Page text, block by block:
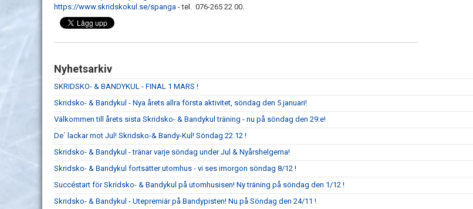
https://www.skridskokul.se/spanga - tel. 076-265 22 00.
Nyhetsarkiv
SKRIDSKO- & BANDYKUL - FINAL 1 MARS !
Skridsko- & Bandykul - Nya årets allra första aktivitet, söndag den 5 januari!
Välkommen till årets sista Skridsko- & Bandykul träning - nu på söndag den 29:e!
De´ lackar mot Jul! Skridsko-& Bandy-Kul! Söndag 22.12 !
Skridsko- & Bandykul - tränar varje söndag under Jul & Nyårshelgerna!
Skridsko- & Bandykul fortsätter utomhus - vi ses imorgon söndag 8/12 !
Succéstart för Skridsko- & Bandykul på utomhusisen! Ny träning på söndag den 1/12 !
Skridsko- & Bandykul - Utepremiär på Bandypisten! Nu på Söndag den 24/11 !